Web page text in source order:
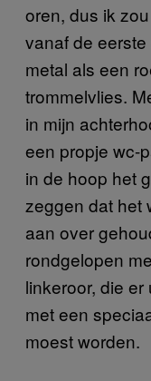
oren, dus ik
vanaf de
metal als een
trommelvlies.
in mijn
een propje wc-
in de hoop het
zeggen dat het
aan over
rondgelopen
linkeroor, die
met een
moest worden.